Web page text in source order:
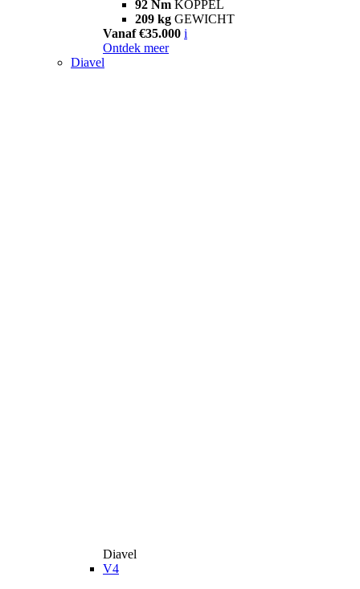
92 Nm KOPPEL
209 kg GEWICHT
Vanaf €35.000 i
Ontdek meer
Diavel
Diavel
V4